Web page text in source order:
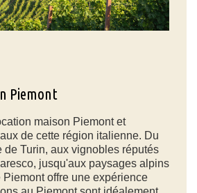
Piemont
maison Piemont et
de cette région italienne. Du
de Turin, aux vignobles réputés
jusqu'aux paysages alpins
offre une expérience